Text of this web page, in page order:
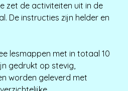
zet de activiteiten uit in de
De instructies zijn helder en
lesmappen met in totaal 10
gedrukt op stevig,
worden geleverd met